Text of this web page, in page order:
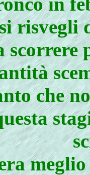
risvegli
scorrere
che
meglio